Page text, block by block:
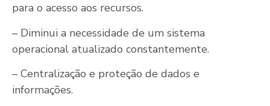
para o acesso aos recursos.
– Diminui a necessidade de um sistema
operacional atualizado constantemente.
– Centralização e proteção de dados e
informações.